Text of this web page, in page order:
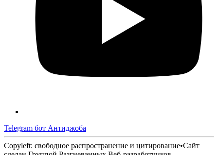
Telegram бот Антиджоба
Copyleft: свободное распространение и цитирование•Сайт